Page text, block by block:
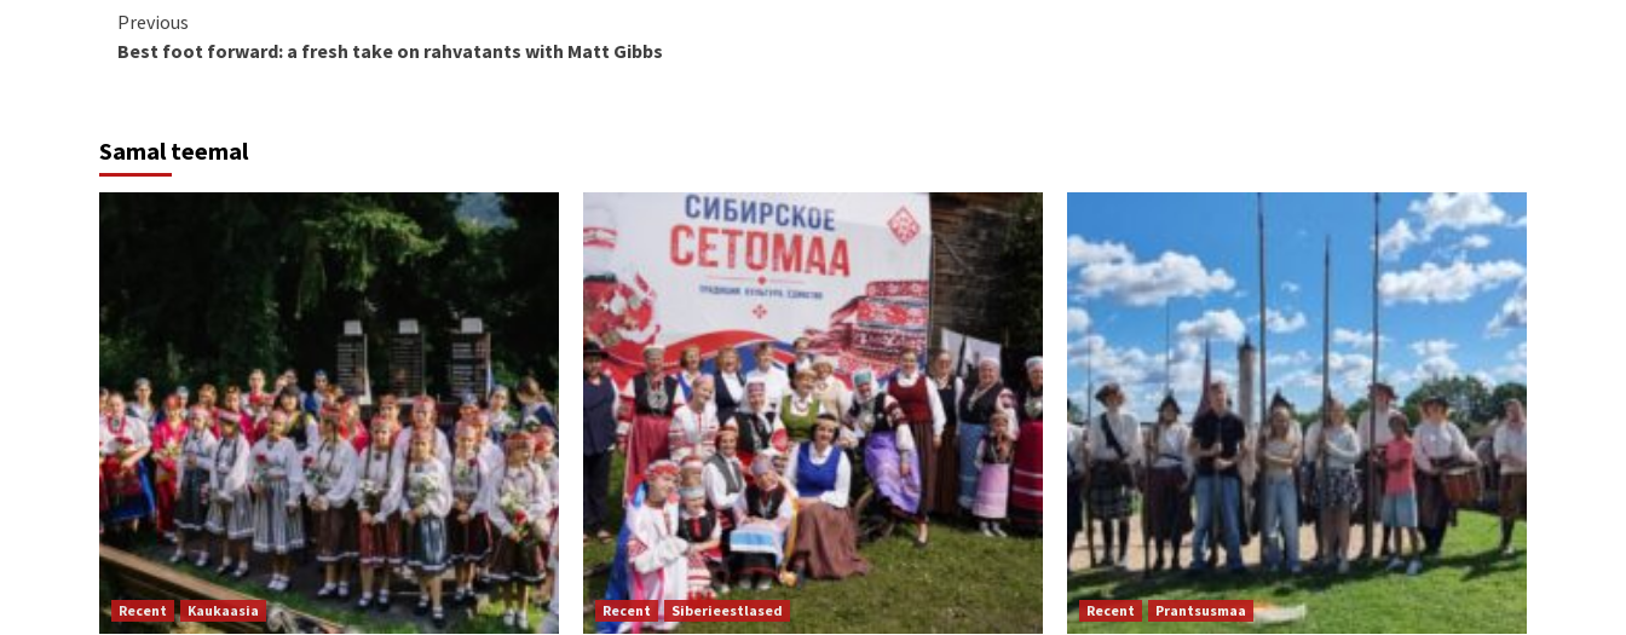
Continue
Reading
Previous
Best foot forward: a fresh take on rahvatants with Matt Gibbs
Samal teemal
Recent Kaukaasia Recent Siberieestlased Recent Prantsusmaa